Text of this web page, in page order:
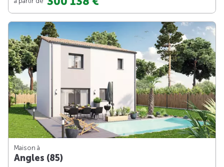
Maison à
Angles (85)